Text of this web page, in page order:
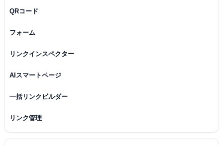
QRコード
フォーム
リンクインスペクター
AIスマートページ
一括リンクビルダー
リンク管理